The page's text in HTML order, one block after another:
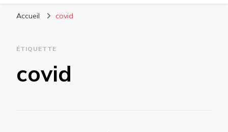
Accueil covid
ÉTIQUETTE
covid